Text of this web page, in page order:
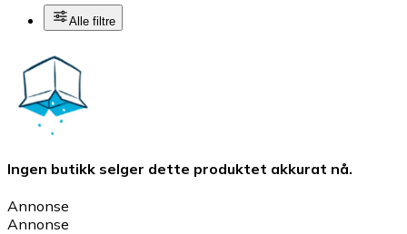
Alle filtre
Ingen butikk selger dette produktet akkurat nå.
Annonse
Annonse